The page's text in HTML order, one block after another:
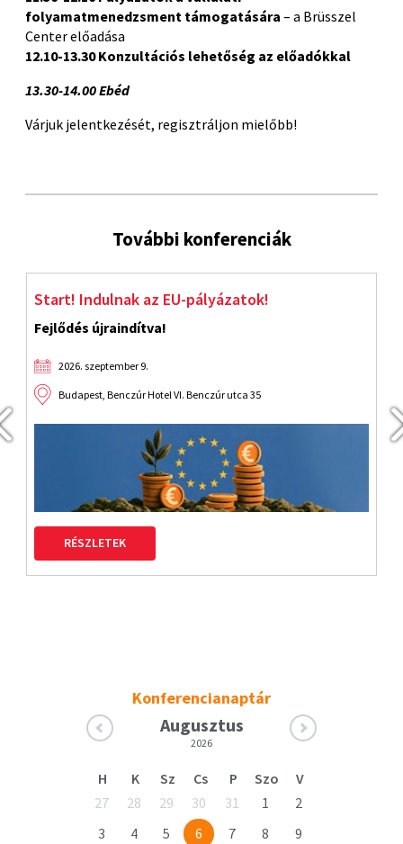
folyamatmenedzsment támogatására – a Brüsszel
Center előadása
12.10-13.30 Konzultációs lehetőség az előadókkal
13.30-14.00 Ebéd
Várjuk jelentkezését, regisztráljon mielőbb!
További konferenciák
Start! Indulnak az EU-pályázatok!
Fejlődés újraindítva!
2026. szeptember 9.
Budapest, Benczúr Hotel VI. Benczúr utca 35
RÉSZLETEK
Konferencianaptár
Augusztus
2026
H K Sz Cs P Szo
V
27
28 29 30 31 1
2
3
4 5 6 7 8
9